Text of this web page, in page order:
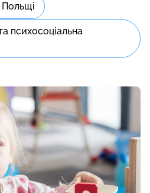
психосоціальна